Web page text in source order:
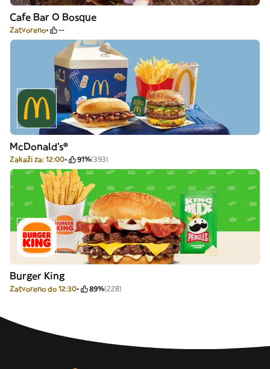
Cafe Bar O Bosque
Zatvoreno --
McDonald's®
Zakaži za: 12:00 91%(393)
Burger King
Zatvoreno do 12:30 89%(228)